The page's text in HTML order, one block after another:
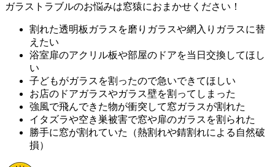
ガラストラブルのお悩みは窓猿におまかせください！
割れた透明板ガラスを磨りガラスや網入りガラスに替
えたい
浴室扉のアクリル板や部屋のドアを当日交換してほし
い
子どもがガラスを割ったので急いできてほしい
お店のドアガラスやガラス壁を割ってしまった
強風で飛んできた物が衝突して窓ガラスが割れた
イタズラや空き巣被害で窓や扉のガラスを割られた
勝手に窓が割れていた（熱割れや錆割れによる自然破
損）